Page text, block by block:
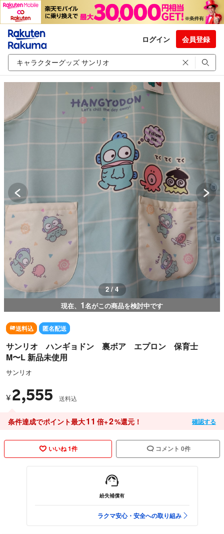
ログイン 会員登録
2 / 4
現在、 1名がこの商品を検討中です
送料込 匿名配送
サンリオ ハンギョドン 裏ボア エプロン 保育士
M〜L 新品未使用
サンリオ
¥ 2,555 送料込
条件達成でポイント最大11 倍+2%還元！ 確認する
いいね 1件 コメント 0件
紛失補償有
ラクマ安心・安全への取り組み